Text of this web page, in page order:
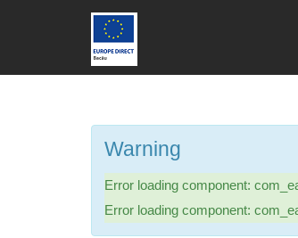
Warning
Error loading component:
Error loading component: